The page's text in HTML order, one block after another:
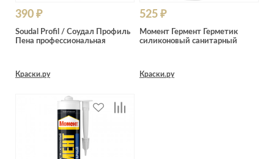
390 ₽
Soudal Profil / Соудал Профиль
Пена профессиональная
Краски.ру
525 ₽
Момент Гермент Герметик
силиконовый санитарный
Краски.ру